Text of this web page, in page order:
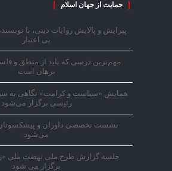
حمایت از جهان اسلام
پیرایش و پالایش روایات دینی، با
بی اعتبار
مهم‌ترین درسی که باید از منطق و
برهان است
همایش «سیاست و کرامت» نگاهی به
رئیسی برگزار می‌شود
نشست تخصصی داوران و پیشکسوتان
می‌شود
جلسه گزارش طرح ملی نهضت ملی
برگزار می شود